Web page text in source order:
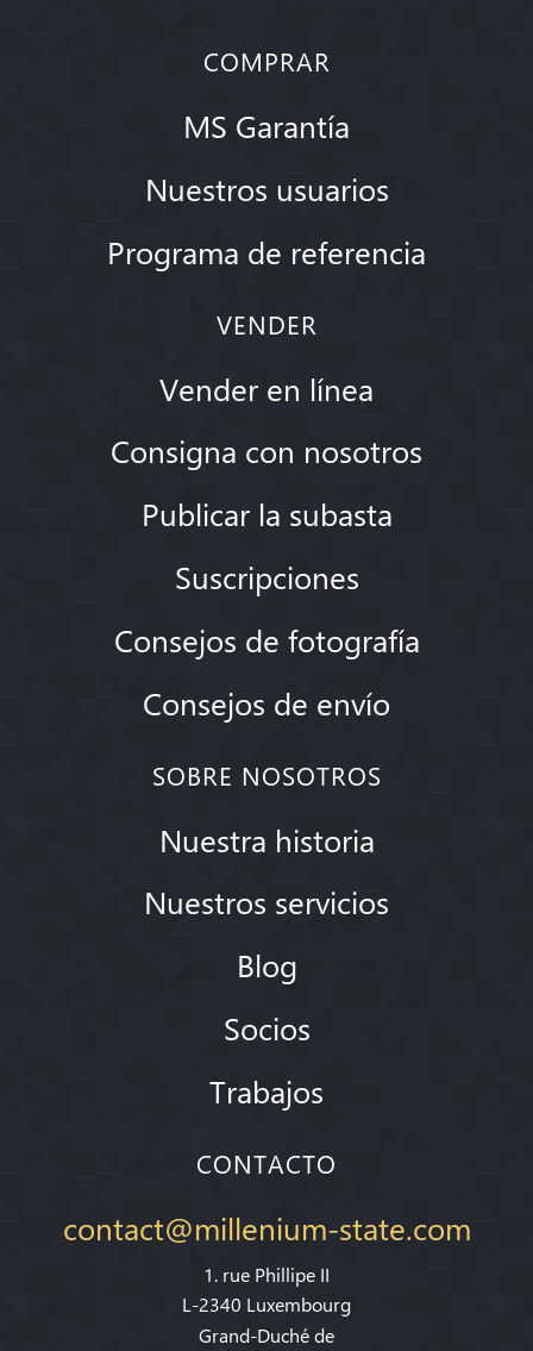
COMPRAR
MS Garantía
Nuestros usuarios
Programa de referencia
VENDER
Vender en línea
Consigna con nosotros
Publicar la subasta
Suscripciones
Consejos de fotografía
Consejos de envío
SOBRE NOSOTROS
Nuestra historia
Nuestros servicios
Blog
Socios
Trabajos
CONTACTO
contact@millenium-state.com
1. rue Phillipe II
L-2340 Luxembourg
Grand-Duché de